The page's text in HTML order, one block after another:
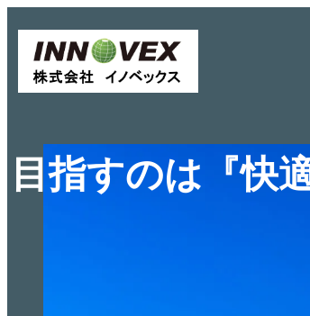
目指すのは『快